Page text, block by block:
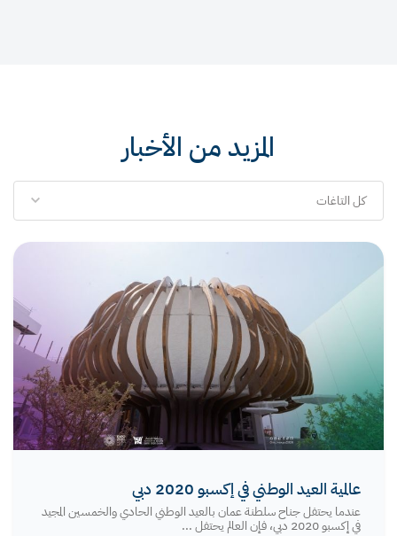
المزيد من الأخبار
كل التاغات
عالمية العيد الوطني في إكسبو 2020 دبي
عندما يحتفل جناح سلطنة عمان بالعيد الوطني الحادي والخمسين المجيد
في إكسبو 2020 دبي، فإن العالم يحتفل ...